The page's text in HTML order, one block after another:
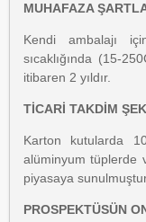
MUHAFAZA
Kendi ambalajı
sıcaklığında (15-
itibaren 2 yıldır.
TİCARİ TAKDİM
Karton kutularda
alüminyum tüplerde
piyasaya
PROSPEKTÜSÜN